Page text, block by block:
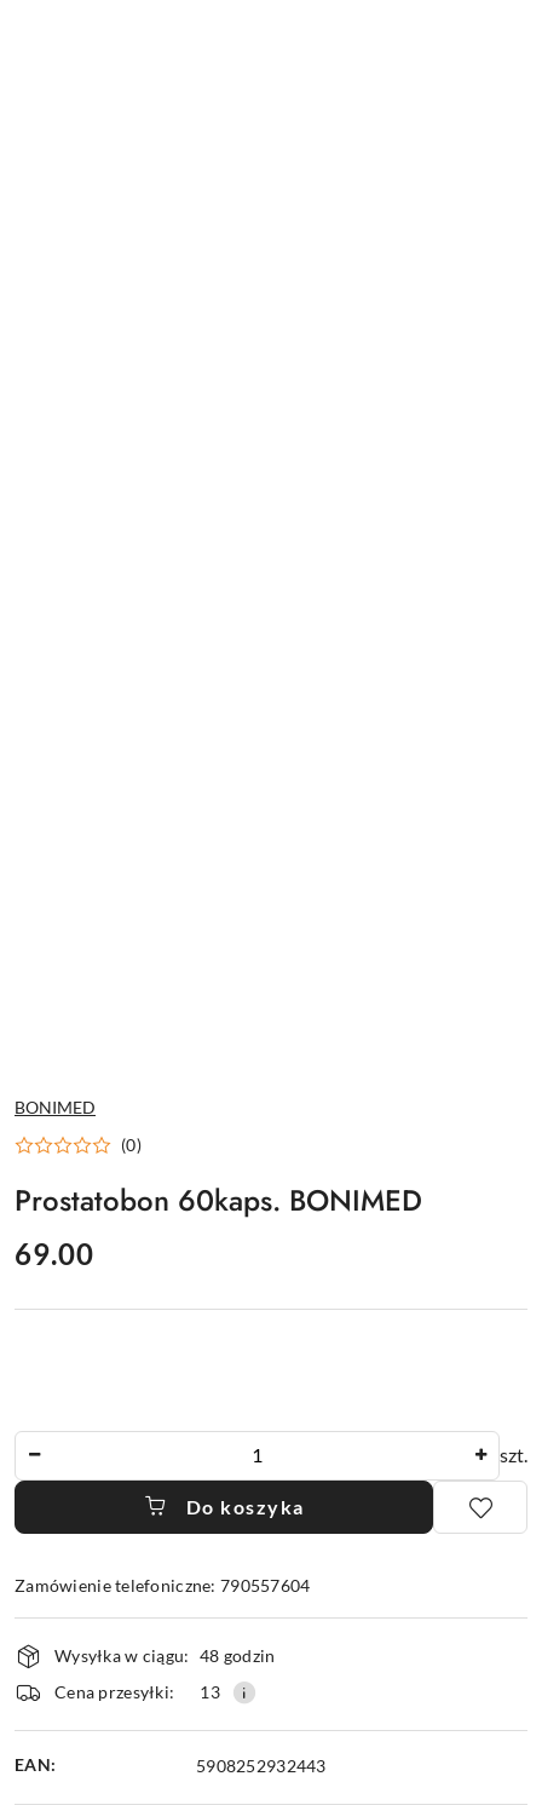
NAZWA
PRODUCENTA:
BONIMED
(0)
Prostatobon 60kaps. BONIMED
cena:
69.00
szt.
Do koszyka
Zamówienie telefoniczne: 790557604
Dostępność
i
dostawa
Wysyłka w ciągu: 48 godzin
Cena przesyłki:
13
EAN: 5908252932443